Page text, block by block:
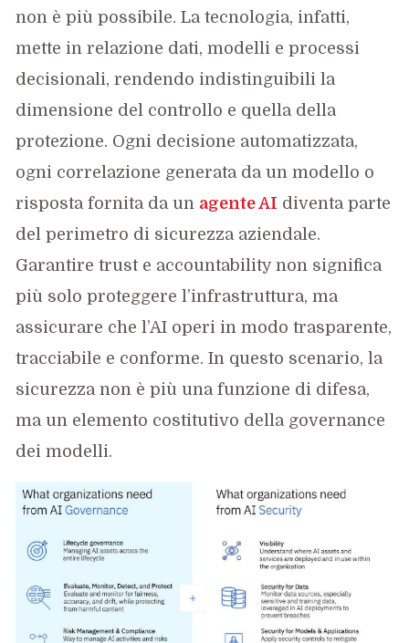
non è più possibile. La tecnologia, infatti,
mette in relazione dati, modelli e processi
decisionali, rendendo indistinguibili la
dimensione del controllo e quella della
protezione. Ogni decisione automatizzata,
ogni correlazione generata da un modello o
risposta fornita da un agente AI diventa parte
del perimetro di sicurezza aziendale.
Garantire trust e accountability non significa
più solo proteggere l’infrastruttura, ma
assicurare che l’AI operi in modo trasparente,
tracciabile e conforme. In questo scenario, la
sicurezza non è più una funzione di difesa,
ma un elemento costitutivo della governance
dei modelli.